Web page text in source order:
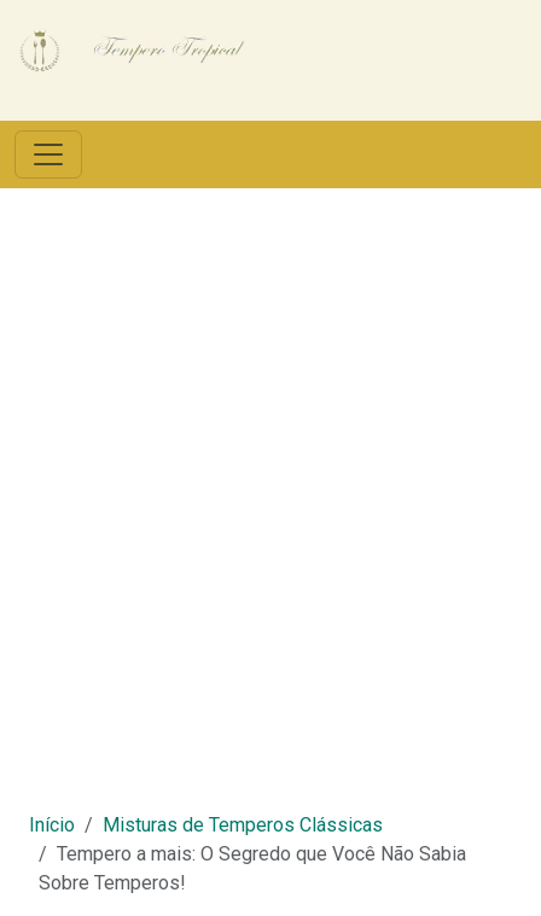
Início
Misturas de Temperos Clássicas
Tempero a mais: O Segredo que Você Não Sabia
Sobre Temperos!